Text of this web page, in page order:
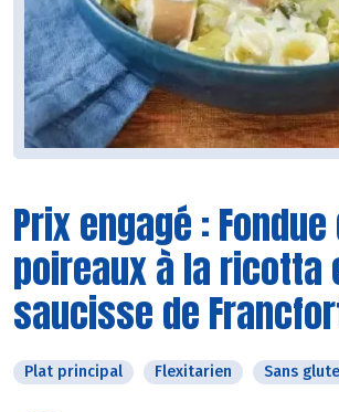
Prix engagé : Fondue
poireaux à la ricotta
saucisse de
Plat principal Flexitarien Sans